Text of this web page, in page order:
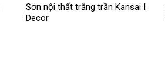
Sơn nội thất trắng trần Kansai I
Decor